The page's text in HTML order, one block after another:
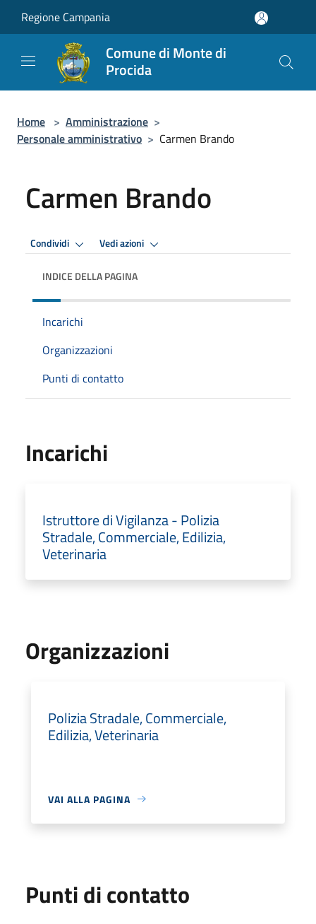
Regione Campania
Comune di Monte di
Procida
Home > Amministrazione >
Personale amministrativo > Carmen Brando
Carmen Brando
Condividi Vedi azioni
INDICE DELLA PAGINA
Incarichi
Organizzazioni
Punti di contatto
Incarichi
Istruttore di Vigilanza - Polizia
Stradale, Commerciale, Edilizia,
Veterinaria
Organizzazioni
Polizia Stradale, Commerciale,
Edilizia, Veterinaria
VAI ALLA PAGINA
Punti di contatto